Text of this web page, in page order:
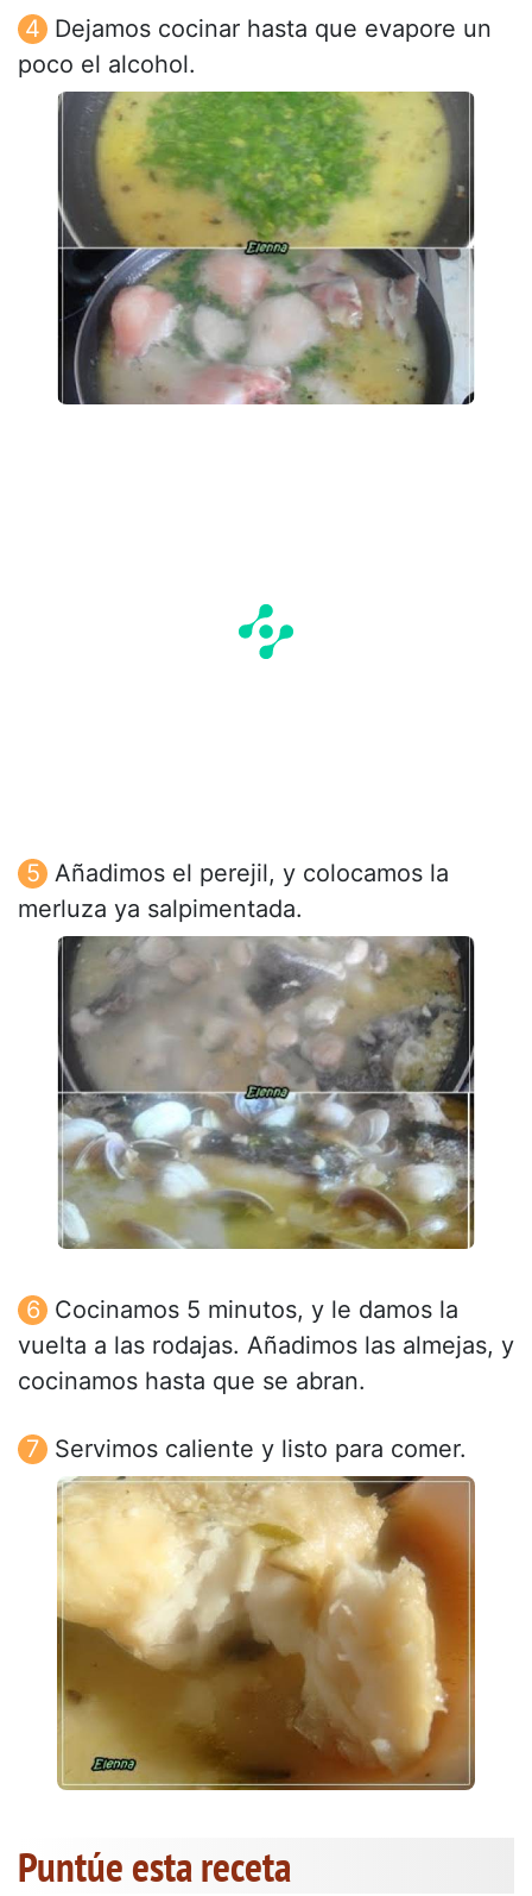
Dejamos cocinar hasta que evapore un
poco el alcohol.
Añadimos el perejil, y colocamos la
merluza ya salpimentada.
Cocinamos 5 minutos, y le damos la
vuelta a las rodajas. Añadimos las almejas, y
cocinamos hasta que se abran.
Servimos caliente y listo para comer.
Puntúe esta receta